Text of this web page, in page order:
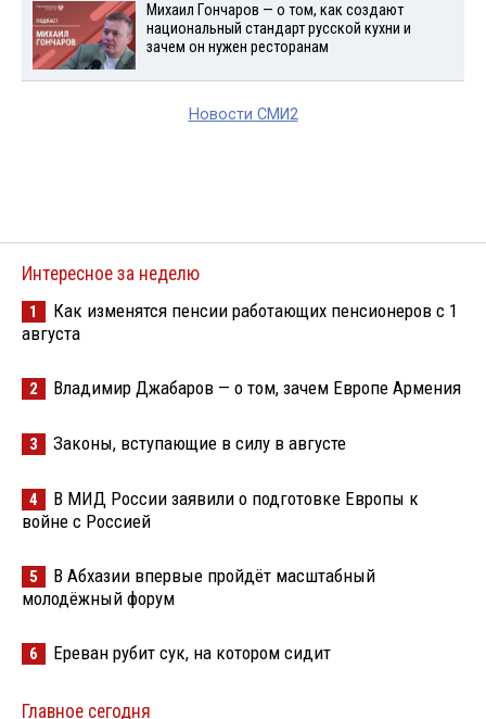
Михаил Гончаров — о том, как создают
национальный стандарт русской кухни и
зачем он нужен ресторанам
Новости СМИ2
Интересное за неделю
1
Как изменятся пенсии работающих пенсионеров с 1
августа
2 Владимир Джабаров — о том, зачем Европе Армения
3 Законы, вступающие в силу в августе
4
В МИД России заявили о подготовке Европы к
войне с Россией
5
В Абхазии впервые пройдёт масштабный
молодёжный форум
6 Ереван рубит сук, на котором сидит
Главное сегодня